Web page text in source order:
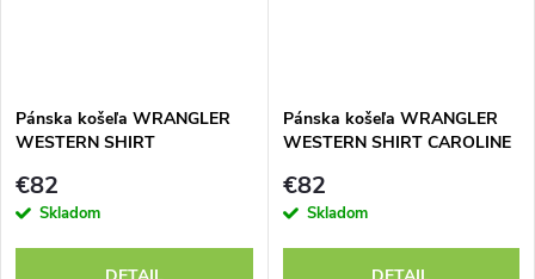
Pánska košeľa WRANGLER
WESTERN SHIRT
€82
Skladom
Pánska košeľa WRANGLER
WESTERN SHIRT CAROLINE
€82
Skladom